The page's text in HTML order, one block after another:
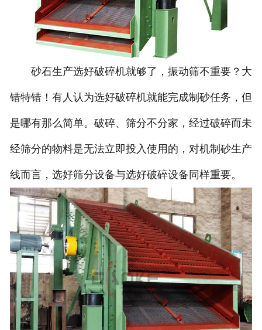
砂石生产选好破碎机就够了，振动筛不重要？大
错特错！有人认为选好破碎机就能完成制砂任务，但
是哪有那么简单。破碎、筛分不分家，经过破碎而未
经筛分的物料是无法立即投入使用的，对机制砂生产
线而言，选好筛分设备与选好破碎设备同样重要。